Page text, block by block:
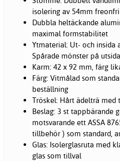
isolering av 54mm
Dubbla heltäckande
maximal formstabilitet
Ytmaterial: Ut- och insida
Spårade mönster på
Karm: 42 x 92 mm, färg
Färg: Vitmålad som
beställning
Tröskel: Hårt ädelträ med
Beslag: 3 st tappbärande
motsvarande ett ASSA
tillbehör ) som standard,
Glas: Isolerglasruta med
glas som tillval